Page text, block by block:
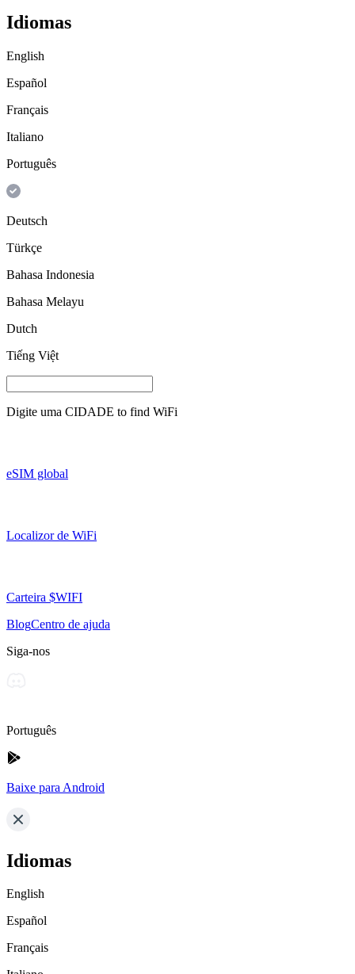
Idiomas
English
Español
Français
Italiano
Português
Deutsch
Türkçe
Bahasa Indonesia
Bahasa Melayu
Dutch
Tiếng Việt
Digite uma CIDADE to find WiFi
eSIM global
Localizor de WiFi
Carteira $WIFI
BlogCentro de ajuda
Siga-nos
Português
Baixe para Android
Idiomas
English
Español
Français